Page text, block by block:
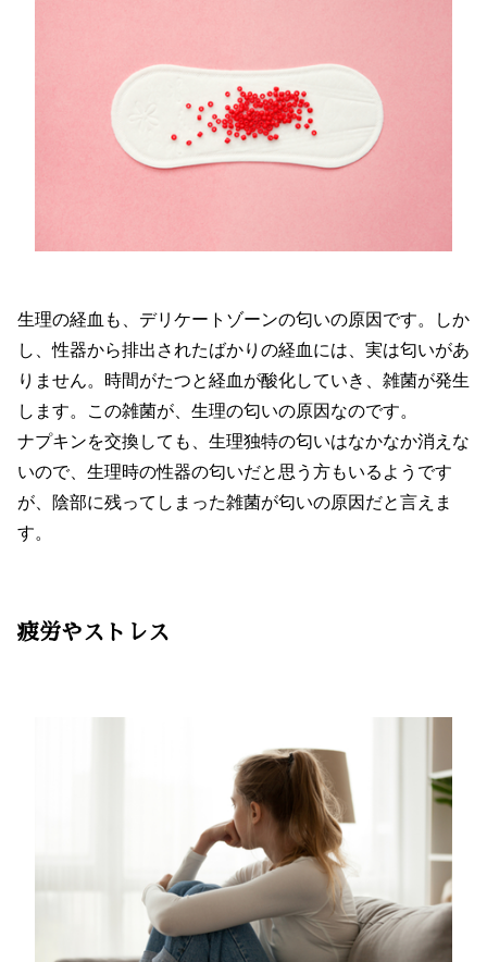
生理の経血も、デリケートゾーンの匂いの原因です。しか
し、性器から排出されたばかりの経血には、実は匂いがあ
りません。時間がたつと経血が酸化していき、雑菌が発生
します。この雑菌が、生理の匂いの原因なのです。
ナプキンを交換しても、生理独特の匂いはなかなか消えな
いので、生理時の性器の匂いだと思う方もいるようです
が、陰部に残ってしまった雑菌が匂いの原因だと言えま
す。
疲労やストレス